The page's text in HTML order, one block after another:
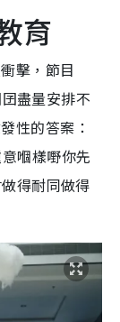
育
擊，節目
盡量安排不
性的答案：
嗰樣嘢你先
得耐同做得